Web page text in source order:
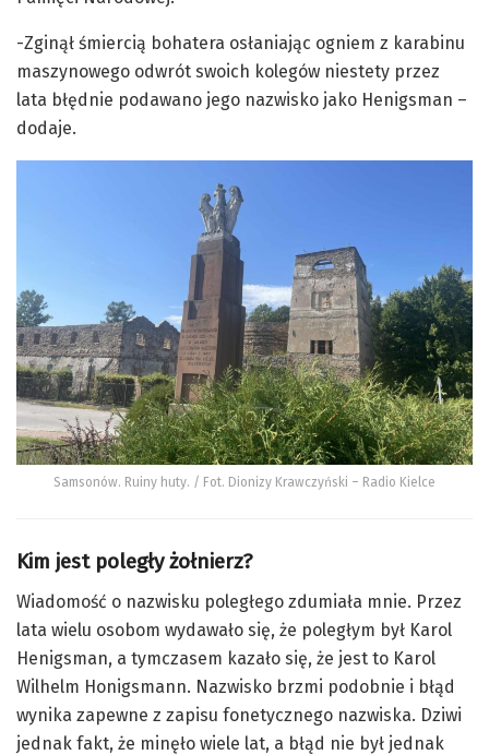
-Zginął śmiercią bohatera osłaniając ogniem z karabinu
maszynowego odwrót swoich kolegów niestety przez
lata błędnie podawano jego nazwisko jako Henigsman –
dodaje.
Samsonów. Ruiny huty. / Fot. Dionizy Krawczyński – Radio Kielce
Kim jest poległy żołnierz?
Wiadomość o nazwisku poległego zdumiała mnie. Przez
lata wielu osobom wydawało się, że poległym był Karol
Henigsman, a tymczasem kazało się, że jest to Karol
Wilhelm Honigsmann. Nazwisko brzmi podobnie i błąd
wynika zapewne z zapisu fonetycznego nazwiska. Dziwi
jednak fakt, że minęło wiele lat, a błąd nie był jednak